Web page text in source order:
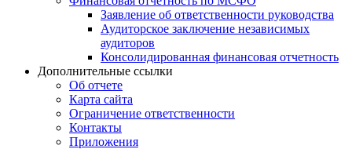
Заявление об ответственности руководства
Аудиторское заключение независимых
аудиторов
Консолидированная финансовая отчетность
Дополнительные ссылки
Об отчете
Карта сайта
Ограничение ответственности
Контакты
Приложения